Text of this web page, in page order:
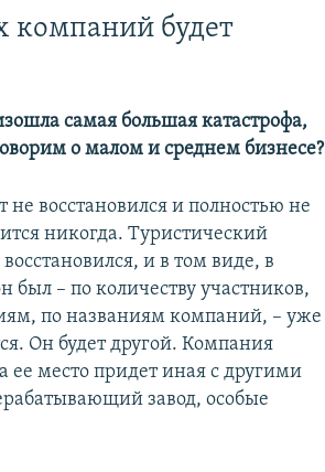
компаний будет
самая большая катастрофа,
о малом и среднем бизнесе?
не восстановился и полностью не
никогда. Туристический
и в том виде, в
был – по количеству участников,
по названиям компаний, – уже
Он будет другой. Компания
ее место придет иная с другими
завод, особые